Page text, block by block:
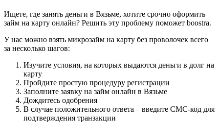
Ищете, где занять деньги в Вязьме, хотите срочно оформить
займ на карту онлайн? Решить эту проблему поможет boostra.
У нас можно взять микрозайм на карту без проволочек всего
за несколько шагов:
Изучите условия, на которых выдаются деньги в долг на
карту
Пройдите простую процедуру регистрации
Заполните заявку на займ онлайн в Вязьме
Дождитесь одобрения
В случае положительного ответа – введите СМС-код для
подтверждения транзакции